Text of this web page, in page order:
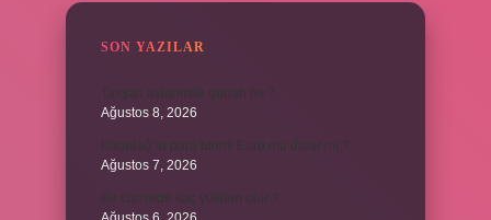
SON YAZILAR
Tavşan avlanmak günah mı ?
Ağustos 8, 2026
Karadağ’ın para birimi Euro mu dolar mı ?
Ağustos 7, 2026
Bir cümlede kaç yüklem olur ?